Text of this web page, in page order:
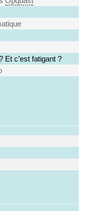
Et c’est fatigant ?